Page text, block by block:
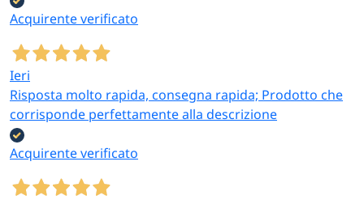
Acquirente verificato
Ieri
Risposta molto rapida, consegna rapida; Prodotto che
corrisponde perfettamente alla descrizione
Acquirente verificato